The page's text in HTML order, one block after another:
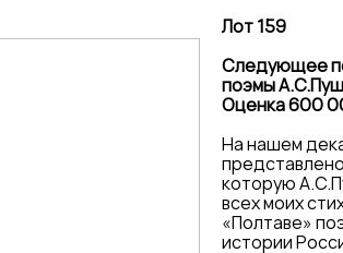
Лот 159
Следующее
поэмы
Оценка 600
На нашем
которую
всех моих
«Полтаве»
истории